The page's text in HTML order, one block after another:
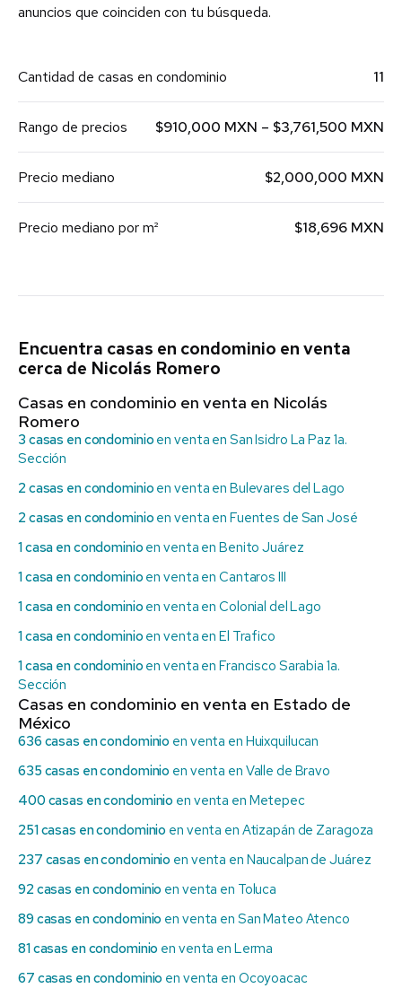
anuncios que coinciden con tu búsqueda.
Cantidad de casas en condominio 11
Rango de precios $910,000 MXN – $3,761,500 MXN
Precio mediano $2,000,000 MXN
Precio mediano por m² $18,696 MXN
Encuentra casas en condominio en venta
cerca de Nicolás Romero
Casas en condominio en venta en Nicolás
Romero
3 casas en condominio en venta en San Isidro La Paz 1a.
Sección
2 casas en condominio en venta en Bulevares del Lago
2 casas en condominio en venta en Fuentes de San José
1 casa en condominio en venta en Benito Juárez
1 casa en condominio en venta en Cantaros III
1 casa en condominio en venta en Colonial del Lago
1 casa en condominio en venta en El Trafico
1 casa en condominio en venta en Francisco Sarabia 1a.
Sección
Casas en condominio en venta en Estado de
México
636 casas en condominio en venta en Huixquilucan
635 casas en condominio en venta en Valle de Bravo
400 casas en condominio en venta en Metepec
251 casas en condominio en venta en Atizapán de Zaragoza
237 casas en condominio en venta en Naucalpan de Juárez
92 casas en condominio en venta en Toluca
89 casas en condominio en venta en San Mateo Atenco
81 casas en condominio en venta en Lerma
67 casas en condominio en venta en Ocoyoacac